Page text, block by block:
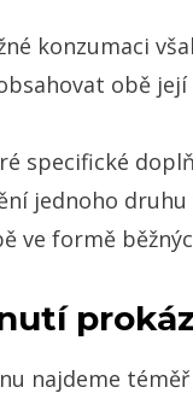
konzumaci
obě
specifické
jednoho druhu
ve formě
najdeme